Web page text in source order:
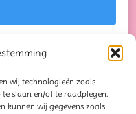
wij technologieën zoals
slaan en/of te raadplegen.
kunnen wij gegevens zoals
waar je blij van